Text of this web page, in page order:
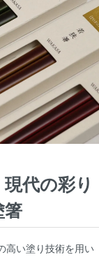
代の彩り
箸
高い塗り技術を用い